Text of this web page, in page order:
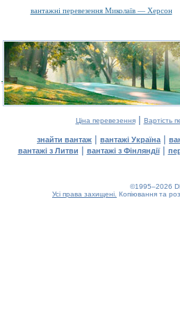
вантажні перевезення Миколаїв — Херсон
Ціна перевезення| Вартість
знайти вантаж | вантажі Україна |
вантажі з Литви | вантажі з Фінляндії|
©1995–2026
Усі права захищені. Копіювання та